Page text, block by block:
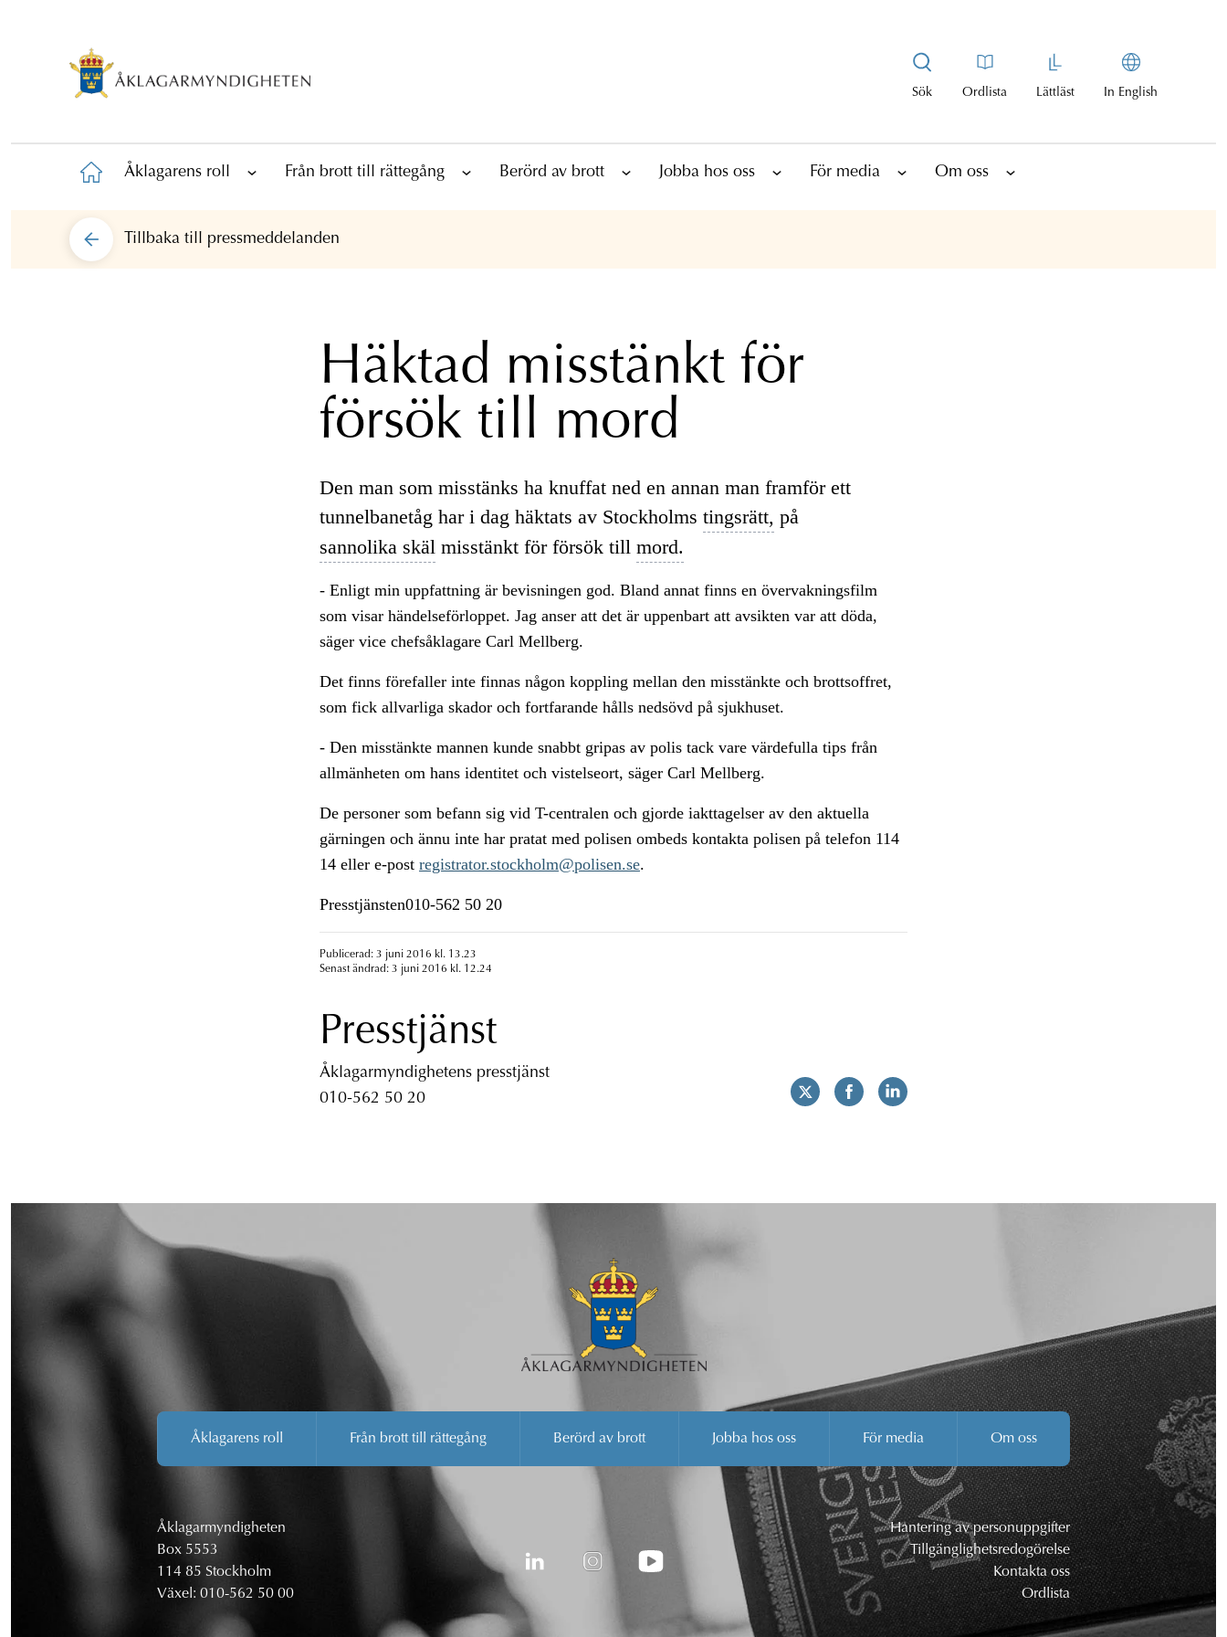
Sök Ordlista Lättläst In English
Åklagarens roll Från brott till rättegång Berörd av brott Jobba hos oss För media Om oss
Tillbaka till pressmeddelanden
Häktad misstänkt för
försök till mord
Den man som misstänks ha knuffat ned en annan man framför ett
tunnelbanetåg har i dag häktats av Stockholms tingsrätt, på
sannolika skäl misstänkt för försök till mord.
- Enligt min uppfattning är bevisningen god. Bland annat finns en övervakningsfilm
som visar händelseförloppet. Jag anser att det är uppenbart att avsikten var att döda,
säger vice chefsåklagare Carl Mellberg.
Det finns förefaller inte finnas någon koppling mellan den misstänkte och brottsoffret,
som fick allvarliga skador och fortfarande hålls nedsövd på sjukhuset.
- Den misstänkte mannen kunde snabbt gripas av polis tack vare värdefulla tips från
allmänheten om hans identitet och vistelseort, säger Carl Mellberg.
De personer som befann sig vid T-centralen och gjorde iakttagelser av den aktuella
gärningen och ännu inte har pratat med polisen ombeds kontakta polisen på telefon 114
14 eller e-post registrator.stockholm@polisen.se.
Presstjänsten010-562 50 20
Publicerad: 3 juni 2016 kl. 13.23
Senast ändrad: 3 juni 2016 kl. 12.24
Presstjänst
Åklagarmyndighetens presstjänst
010-562 50 20
Åklagarens roll Från brott till rättegång Berörd av brott Jobba hos oss För media Om oss
Åklagarmyndigheten
Box 5553
114 85 Stockholm
Växel: 010-562 50 00
Hantering av personuppgifter
Tillgänglighetsredogörelse
Kontakta oss
Ordlista